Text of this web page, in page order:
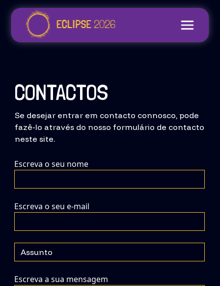
CONTACTOS
Se desejar entrar em contacto connosco, pode
fazê-lo através do nosso formulário de contacto
neste site.
Escreva o seu nome
Escreva o seu e-mail
Escreva o assunto
Escreva a sua mensagem